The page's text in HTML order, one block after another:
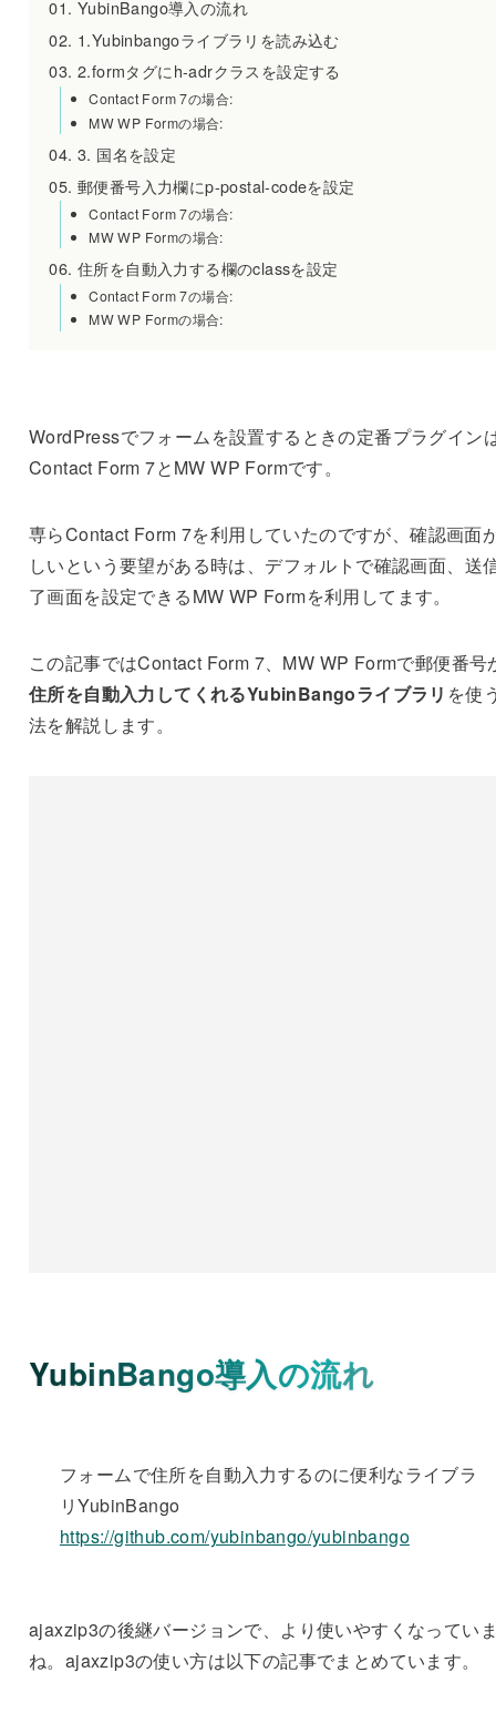
YubinBango導入の流れ
1.Yubinbangoライブラリを読み込む
2.formタグにh-adrクラスを設定する
Contact Form 7の場合:
MW WP Formの場合:
3. 国名を設定
郵便番号入力欄にp-postal-codeを設定
Contact Form 7の場合:
MW WP Formの場合:
住所を自動入力する欄のclassを設定
Contact Form 7の場合:
MW WP Formの場合:
WordPressでフォームを設置するときの定番プラグイン
Contact Form 7とMW WP Formです。
専らContact Form 7を利用していたのですが、確認画面
しいという要望がある時は、デフォルトで確認画面、送
了画面を設定できるMW WP Formを利用してます。
この記事ではContact Form 7、MW WP Formで郵便番号
住所を自動入力してくれるYubinBangoライブラリ を使
法を解説します。
YubinBango導入の流れ
フォームで住所を自動入力するのに便利なライブラ
リYubinBango
https://github.com/yubinbango/yubinbango
ajaxzip3の後継バージョンで、より使いやすくなってい
ね。ajaxzip3の使い方は以下の記事でまとめています。